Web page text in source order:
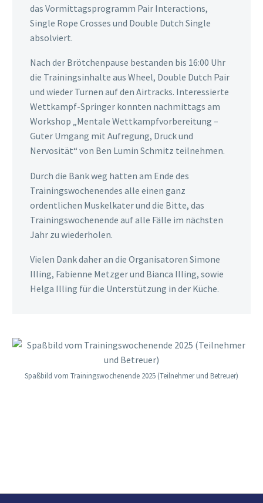
das Vormittagsprogramm Pair Interactions,
Single Rope Crosses und Double Dutch Single
absolviert.
Nach der Brötchenpause bestanden bis 16:00 Uhr
die Trainingsinhalte aus Wheel, Double Dutch Pair
und wieder Turnen auf den Airtracks. Interessierte
Wettkampf-Springer konnten nachmittags am
Workshop „Mentale Wettkampfvorbereitung –
Guter Umgang mit Aufregung, Druck und
Nervosität“ von Ben Lumin Schmitz teilnehmen.
Durch die Bank weg hatten am Ende des
Trainingswochenendes alle einen ganz
ordentlichen Muskelkater und die Bitte, das
Trainingswochenende auf alle Fälle im nächsten
Jahr zu wiederholen.
Vielen Dank daher an die Organisatoren Simone
Illing, Fabienne Metzger und Bianca Illing, sowie
Helga Illing für die Unterstützung in der Küche.
Spaßbild vom Trainingswochenende 2025 (Teilnehmer und Betreuer)